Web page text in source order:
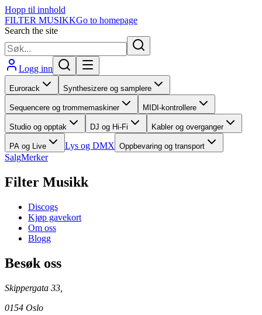
Hopp til innhold
FILTER MUSIKKGo to homepage
Search the site
Logg inn
Eurorack Synthesizere og samplere
Sequencere og trommemaskiner MIDI-kontrollere
Studio og opptak DJ og Hi-Fi Kabler og overganger
PA og Live Lys og DMX Oppbevaring og transport
SalgMerker
Filter Musikk
Discogs
Kjøp gavekort
Om oss
Blogg
Besøk oss
Skippergata 33,
0154 Oslo